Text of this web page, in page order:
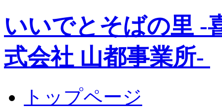
いいでとそばの里 -
式会社 山都事業所-
トップページ